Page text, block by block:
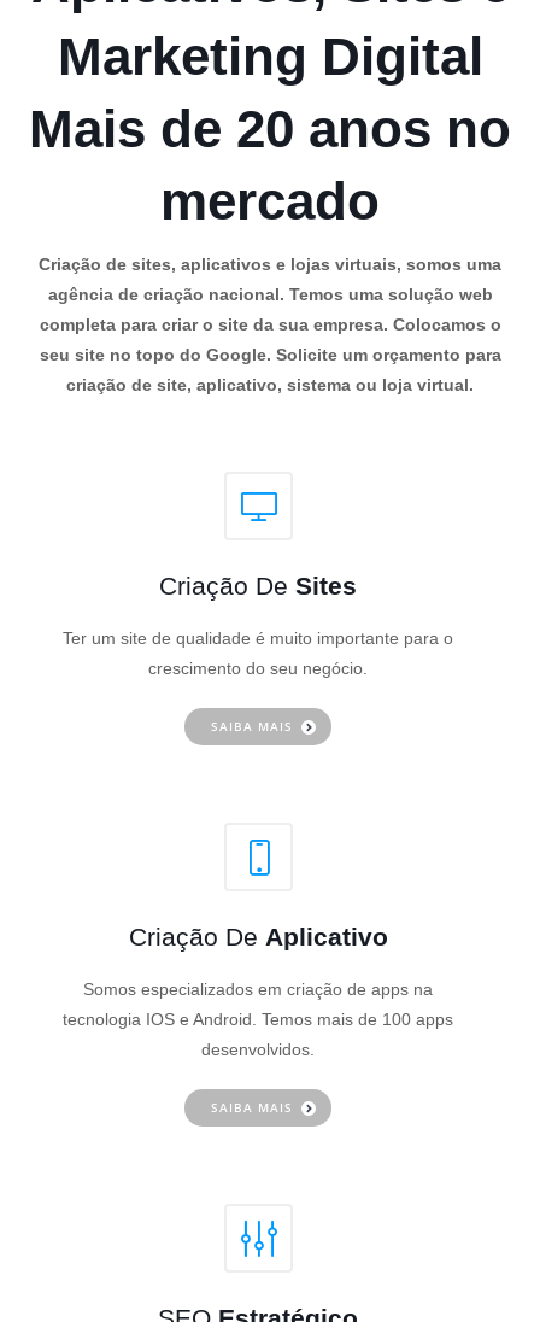
Marketing Digital
Mais de 20 anos no
mercado
Criação de sites, aplicativos e lojas virtuais, somos uma
agência de criação nacional. Temos uma solução web
completa para criar o site da sua empresa. Colocamos o
seu site no topo do Google. Solicite um orçamento para
criação de site, aplicativo, sistema ou loja virtual.
Criação De Sites
Ter um site de qualidade é muito importante para o
crescimento do seu negócio.
SAIBA MAIS
Criação De Aplicativo
Somos especializados em criação de apps na
tecnologia IOS e Android. Temos mais de 100 apps
desenvolvidos.
SAIBA MAIS